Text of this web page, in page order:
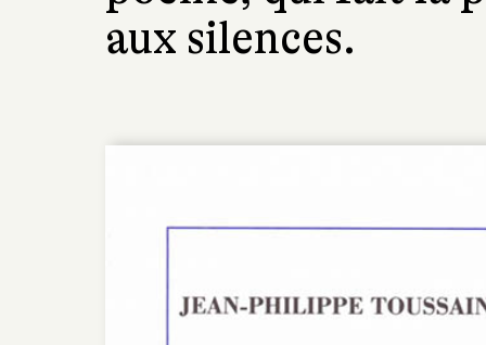
aux silences.